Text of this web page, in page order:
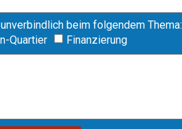
beim folgendem Thema:
Quartier Finanzierung